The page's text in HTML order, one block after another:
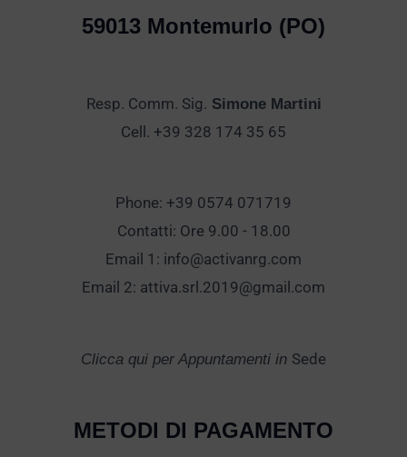
59013 Montemurlo (PO)
Resp. Comm. Sig. Simone Martini
Cell. +39 328 174 35 65
Phone: +39 0574 071719
Contatti: Ore 9.00 - 18.00
Email 1: info@activanrg.com
Email 2: attiva.srl.2019@gmail.com
Clicca qui per Appuntamenti in Sede
METODI DI PAGAMENTO